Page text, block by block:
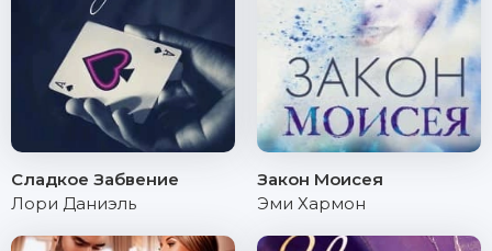
Сладкое Забвение
Лори Даниэль
Закон Моисея
Эми Хармон